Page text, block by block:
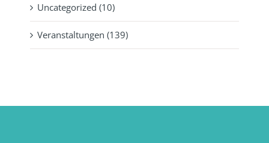
Uncategorized (10)
Veranstaltungen (139)